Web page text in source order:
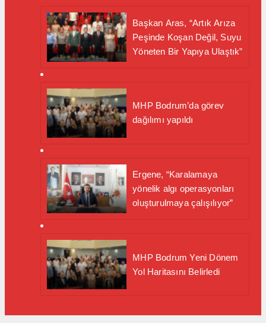
Başkan Aras, “Artık Arıza
Peşinde Koşan Değil, Suyu
Yöneten Bir Yapıya Ulaştık”
MHP Bodrum’da görev
dağılımı yapıldı
Ergene, “Karalamaya
yönelik algı operasyonları
oluşturulmaya çalışılıyor”
MHP Bodrum Yeni Dönem
Yol Haritasını Belirledi